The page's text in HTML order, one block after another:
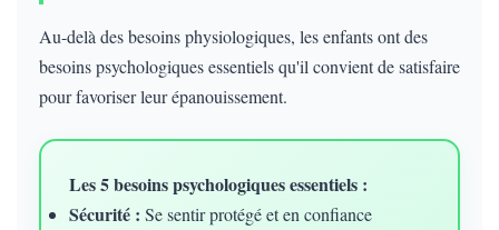
Au-delà des besoins physiologiques, les enfants ont des
besoins psychologiques essentiels qu'il convient de satisfaire
pour favoriser leur épanouissement.
Les 5 besoins psychologiques essentiels :
Sécurité : Se sentir protégé et en confiance